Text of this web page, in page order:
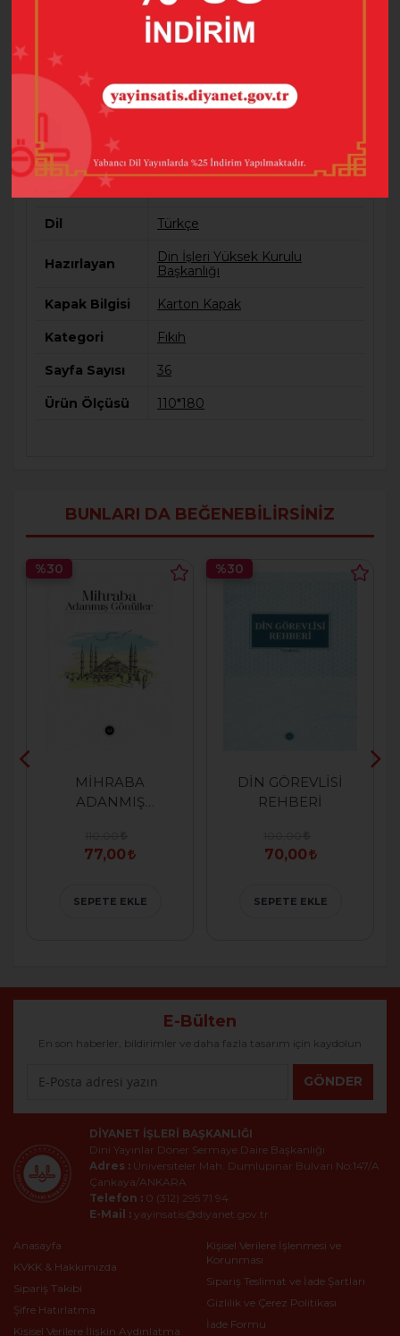
etmesi de gerekmektedir. Eser, Şafi mezhebinin
görüşleri esas alınarak, Şafi mezhebine mensup
olanların bulunduğu yerde görev yapan din
görevlilerinin bilmesi gereken öncelikli konuları
açıklamak amacıyla hazırlanmıştır.
Barkod 9789751970329
Baskı Sayısı
Dil Türkçe
Hazırlayan
Din İşleri Yüksek Kurulu
Başkanlığı
Kapak Bilgisi Karton Kapak
Kategori Fıkıh
Sayfa Sayısı 36
Ürün Ölçüsü 110*180
BUNLARI DA BEĞENEBILIRSINIZ
MİHRABA
ADANMIŞ
77,00
%30
SEPETE EKLE
DİN GÖREVLİSİ
REHBERİ
70,00
%30
SEPETE EKLE
E-Bülten
En son haberler, bildirimler ve daha fazla tasarım için kaydolun
GÖNDER
DIYANET İŞLERI BAŞKANLIĞI
Dini Yayınlar Döner Sermaye Daire Başkanlığı
Adres : Üniversiteler Mah. Dumlupınar Bulvarı No:147/A
Çankaya/ANKARA
Telefon : 0 (312) 295 71 94
E-Mail : yayinsatis@diyanet.gov.tr
Anasayfa
KVKK & Hakkımızda
Sipariş Takibi
Şifre Hatırlatma
Kişisel Verilere İlişkin Aydınlatma
Kişisel Verilere İşlenmesi ve
Korunması
Sipariş Teslimat ve İade Şartları
Gizlilik ve Çerez Politikası
İade Formu